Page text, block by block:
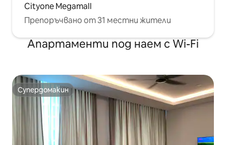
Cityone Megamall
Препоръчвано от 31 местни жители
Апартаменти под наем с Wi-Fi
Супердомакин
Супердомакин